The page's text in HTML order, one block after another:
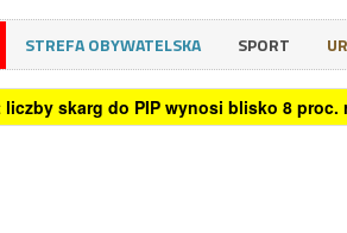
STREFA OBYWATELSKA SPORT
skarg do PIP wynosi blisko 8 proc.